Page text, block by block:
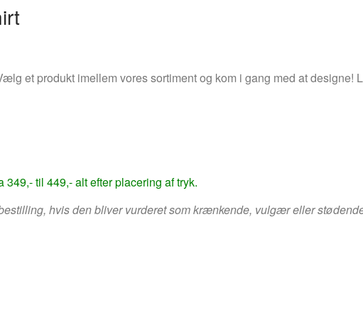
et produkt imellem vores sortiment og kom i gang med at
til 449,- alt efter placering af tryk.
hvis den bliver vurderet som krænkende, vulgær eller